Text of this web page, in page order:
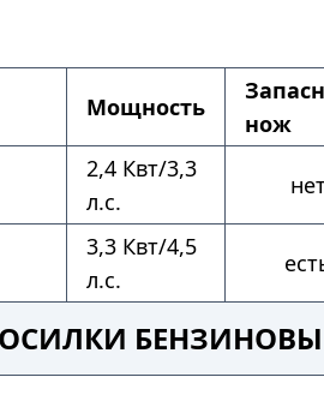
Мощность
нож
2,4 Квт/3,3
л.с.
3,3 Квт/4,5
л.с.